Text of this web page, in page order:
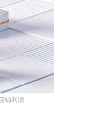
铺利润